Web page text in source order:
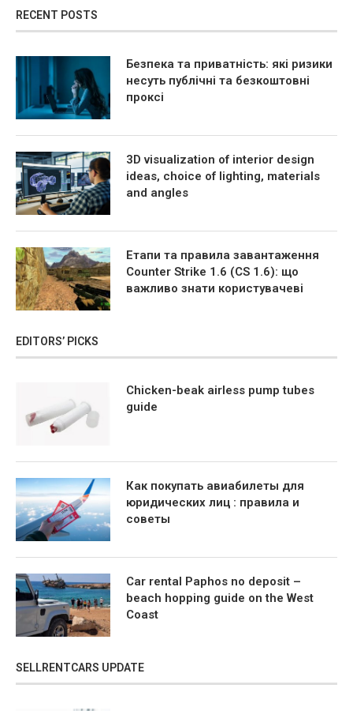
RECENT POSTS
Безпека та приватність: які ризики
несуть публічні та безкоштовні
проксі
3D visualization of interior design
ideas, choice of lighting, materials
and angles
Етапи та правила завантаження
Counter Strike 1.6 (CS 1.6): що
важливо знати користувачеві
EDITORS’ PICKS
Chicken-beak airless pump tubes
guide
Как покупать авиабилеты для
юридических лиц : правила и
советы
Car rental Paphos no deposit –
beach hopping guide on the West
Coast
SELLRENTCARS UPDATE